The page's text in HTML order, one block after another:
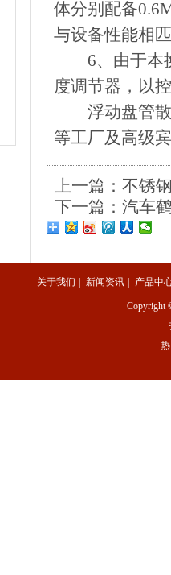
体分别配备
与设备性能相
6、由于本换
度调节器，以
浮动盘管散
等工厂及高级
上一篇： 不锈
下一篇： 汽车
关于我们 新闻资讯 产品中
Copyright